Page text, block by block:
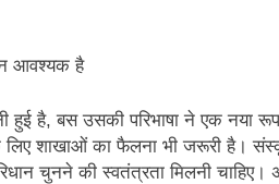
आवश्यक है
हुई है, बस उसकी परिभाषा ने एक नया
शाखाओं का फैलना भी जरूरी है।
चुनने की स्वतंत्रता मिलनी चाहिए।